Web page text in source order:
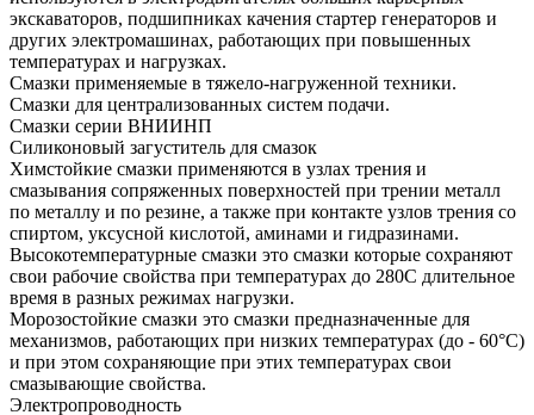
экскаваторов, подшипниках качения стартер генераторов и
других электромашинах, работающих при повышенных
температурах и нагрузках.
Смазки применяемые в тяжело-нагруженной техники.
Смазки для централизованных систем подачи.
Смазки серии ВНИИНП
Силиконовый загуститель для смазок
Химстойкие смазки применяются в узлах трения и
смазывания сопряженных поверхностей при трении металл
по металлу и по резине, а также при контакте узлов трения со
спиртом, уксусной кислотой, аминами и гидразинами.
Высокотемпературные смазки это смазки которые сохраняют
свои рабочие свойства при температурах до 280С длительное
время в разных режимах нагрузки.
Морозостойкие смазки это смазки предназначенные для
механизмов, работающих при низких температурах (до - 60°С)
и при этом сохраняющие при этих температурах свои
смазывающие свойства.
Электропроводность